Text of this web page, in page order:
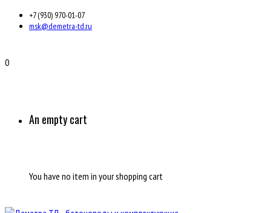
+7 (930) 970-01-07
msk@demetra-td.ru
0
An empty cart
You have no item in your shopping cart